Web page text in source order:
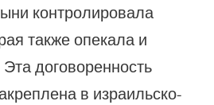
контролировала
также опекала и
договоренность
в израильско-